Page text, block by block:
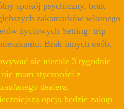
spokój psychiczny, brak
zakamarków własnego
życiowych Setting: trip
Brak innych osób.
się niecałe 3 tygodnie
mam styczności z
dealera,
opcją będzie zakup